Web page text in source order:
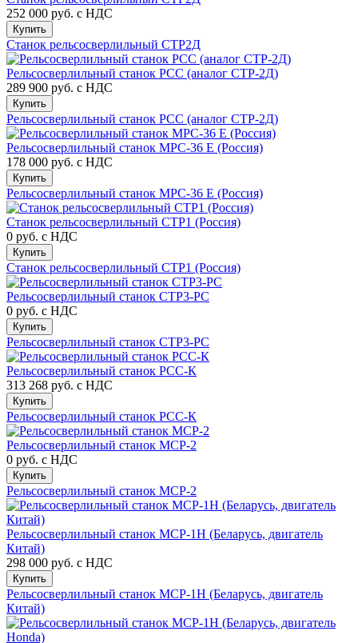
252 000 руб. с НДС
Купить
Станок рельсосверлильный СТР2Д
Рельсосверлильный станок РСС (аналог СТР-2Д)
289 900 руб. с НДС
Купить
Рельсосверлильный станок РСС (аналог СТР-2Д)
Рельсосверлильный станок МРС-36 E (Россия)
178 000 руб. с НДС
Купить
Рельсосверлильный станок МРС-36 E (Россия)
Станок рельсосверлильный СТР1 (Россия)
0 руб. с НДС
Купить
Станок рельсосверлильный СТР1 (Россия)
Рельсосверлильный станок СТР3-РС
0 руб. с НДС
Купить
Рельсосверлильный станок СТР3-РС
Рельсосверлильный станок РСС-К
313 268 руб. с НДС
Купить
Рельсосверлильный станок РСС-К
Рельсосверлильный станок МСР-2
0 руб. с НДС
Купить
Рельсосверлильный станок МСР-2
Рельсосверлильный станок МСР-1Н (Беларусь, двигатель
Китай)
298 000 руб. с НДС
Купить
Рельсосверлильный станок МСР-1Н (Беларусь, двигатель
Китай)